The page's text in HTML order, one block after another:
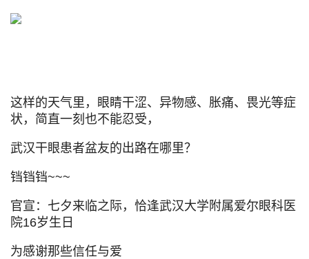
这样的天气里，眼睛干涩、异物感、胀痛、畏光等症
状，简直一刻也不能忍受，
武汉干眼患者盆友的出路在哪里？
铛铛铛~~~
官宣：七夕来临之际，恰逢武汉大学附属爱尔眼科医
院16岁生日
为感谢那些信任与爱